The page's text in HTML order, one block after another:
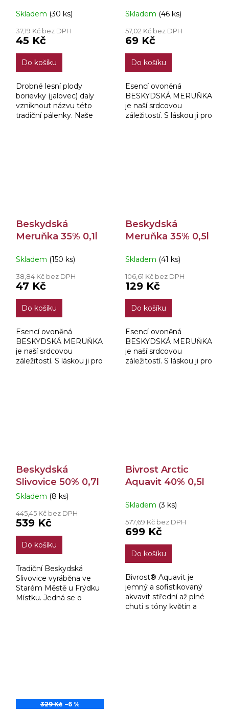
Skladem (30 ks)
37,19 Kč bez DPH
45 Kč
Do košíku
Drobné lesní plody
borievky (jalovec) daly
vzniknout názvu této
tradiční pálenky. Naše
Skladem (46 ks)
57,02 Kč bez DPH
69 Kč
Do košíku
Esencí ovoněná
BESKYDSKÁ MERUŇKA
je naší srdcovou
záležitostí. S láskou ji pro
Beskydská
Meruňka 35% 0,1l
Skladem (150 ks)
38,84 Kč bez DPH
47 Kč
Do košíku
Esencí ovoněná
BESKYDSKÁ MERUŇKA
je naší srdcovou
záležitostí. S láskou ji pro
Beskydská
Meruňka 35% 0,5l
Skladem (41 ks)
106,61 Kč bez DPH
129 Kč
Do košíku
Esencí ovoněná
BESKYDSKÁ MERUŇKA
je naší srdcovou
záležitostí. S láskou ji pro
Beskydská
Slivovice 50% 0,7l
Průměrné
produktu
je
3,3
5
hvězdiček.
Skladem (8 ks)
445,45 Kč bez DPH
539 Kč
Do košíku
Tradiční Beskydská
Slivovice vyráběna ve
Starém Městě u Frýdku
Místku. Jedná se o
Bivrost Arctic
Aquavit 40% 0,5l
Skladem (3 ks)
577,69 Kč bez DPH
699 Kč
Do košíku
Bivrost® Aquavit je
jemný a sofistikovaný
akvavit střední až plné
chuti s tóny květin a
329 Kč –6 %